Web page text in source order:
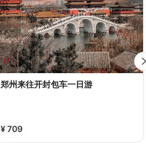
郑州来往开封包车一日游
¥ 709